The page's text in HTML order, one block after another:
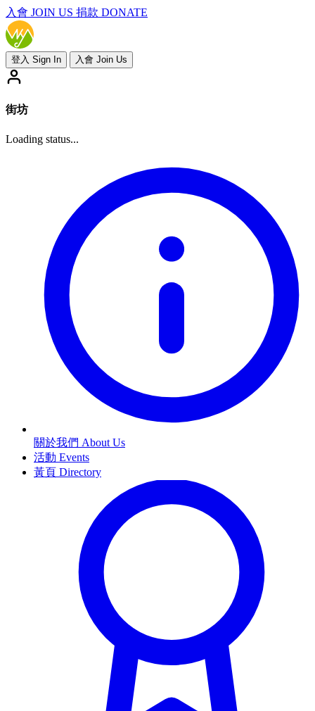
入會 JOIN US 捐款 DONATE
登入 Sign In 入會 Join Us
街坊
Loading status...
關於我們 About Us
活動 Events
黃頁 Directory